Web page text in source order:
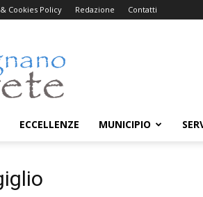
Cookies Policy Redazione Contatti
ECCELLENZE MUNICIPIO